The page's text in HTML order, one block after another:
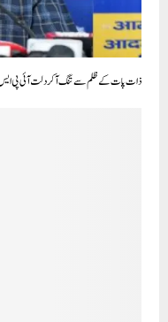
ذات پات کے ظلم سے تنگ آکر دلت آئی پی ایس